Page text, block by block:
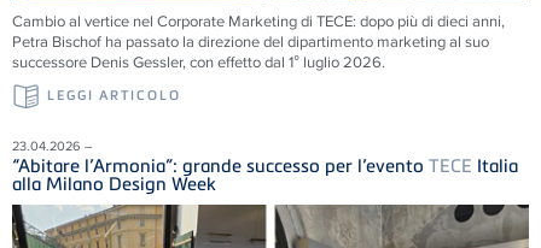
Cambio al vertice nel Corporate Marketing di TECE: dopo più di dieci anni,
Petra Bischof ha passato la direzione del dipartimento marketing al suo
successore Denis Gessler, con effetto dal 1° luglio 2026.
LEGGI ARTICOLO
23.04.2026 –
“Abitare l’Armonia”: grande successo per l’evento TECE Italia
alla Milano Design Week